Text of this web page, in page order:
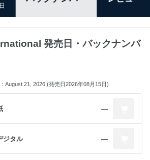
発売日・バックナンバ
August 21, 2026 (発売日2026年08月15日)
―
ジタル ―